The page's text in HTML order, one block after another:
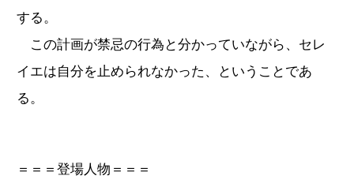
する。
この計画が禁忌の行為と分かっていながら、セレ
イエは自分を止められなかった、ということであ
る。
＝＝＝登場人物＝＝＝